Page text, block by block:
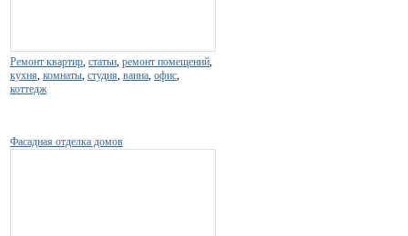
Ремонт квартир, статьи, ремонт помещений,
кухня, комнаты, студия, ванна, офис,
коттедж
Фасадная отделка домов